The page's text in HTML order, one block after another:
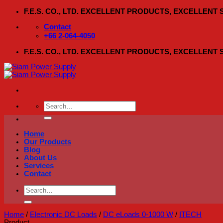
Skip
content
F.E.S. CO., LTD. EXCELLENT PRODUCTS, EXCELLENT
Contact
+66 2-064-4050
F.E.S. CO., LTD. EXCELLENT PRODUCTS, EXCELLENT
Search
for:
Home
Our Products
Blog
About Us
Services
Contact
Search
for:
Home / Electronic DC Loads / DC eLoads 0-1000 W / ITECH